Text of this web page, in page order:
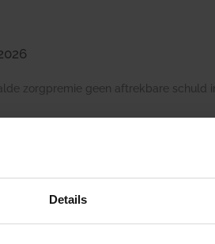
Details
zorgpremie geen aftrekbare schuld
huurtoeslag over 2021
vermogen te verlagen,